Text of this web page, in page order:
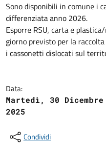
Sono disponibili in comune i
differenziata anno 2026.
Esporre RSU, carta e
giorno previsto per la
i cassonetti dislocati sul
Data:
Martedì, 30 Dicembre
2025
Condividi